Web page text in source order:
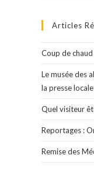
Articles
Coup de
Le musée des
la presse locale
Quel visiteur
Reportages :
Remise des